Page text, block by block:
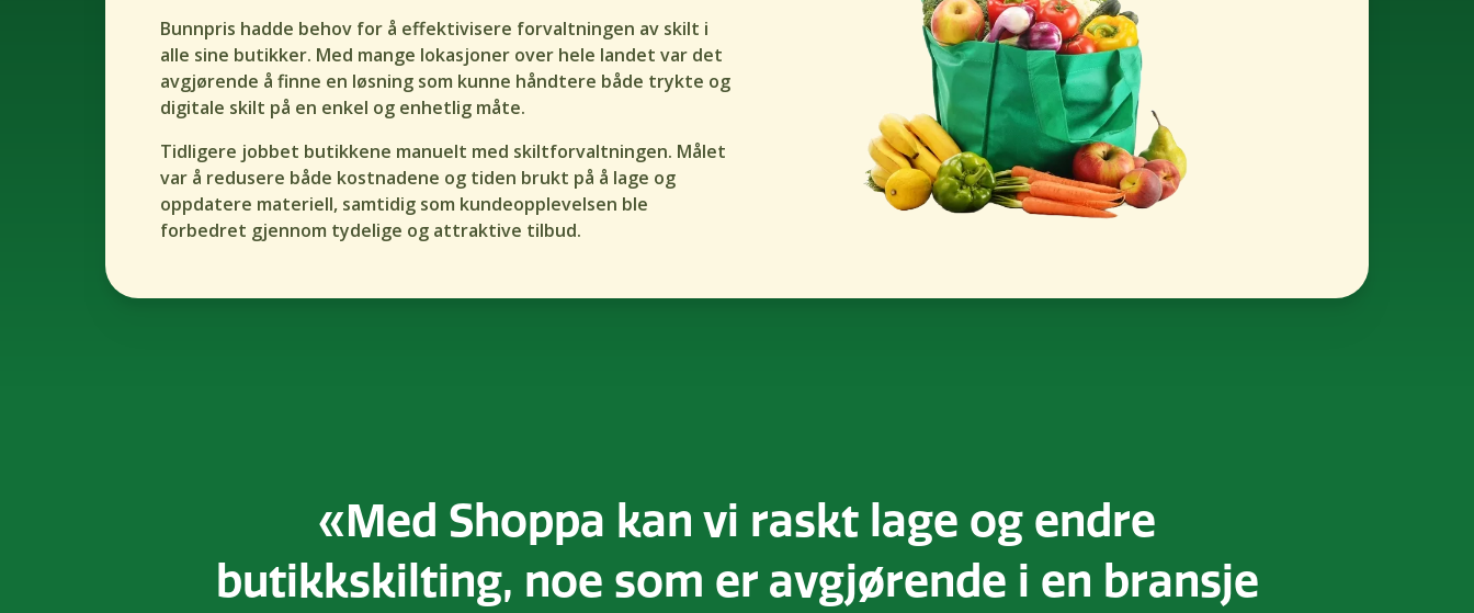
Bunnpris hadde behov for å effektivisere forvaltningen av skilt i
alle sine butikker. Med mange lokasjoner over hele landet var det
avgjørende å finne en løsning som kunne håndtere både trykte og
digitale skilt på en enkel og enhetlig måte.
Tidligere jobbet butikkene manuelt med skiltforvaltningen. Målet
var å redusere både kostnadene og tiden brukt på å lage og
oppdatere materiell, samtidig som kundeopplevelsen ble
forbedret gjennom tydelige og attraktive tilbud.
«Med Shoppa kan vi raskt lage og endre
butikkskilting, noe som er avgjørende i en bransje